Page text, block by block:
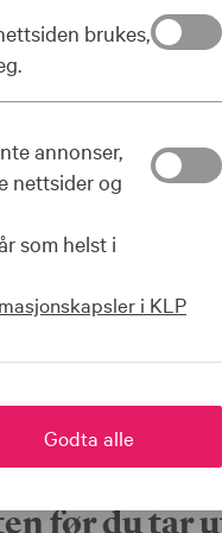
i 1963 eller senere!
før du tar
brukes,
annonser,
nettsider og
som helst i
i KLP
Godta alle